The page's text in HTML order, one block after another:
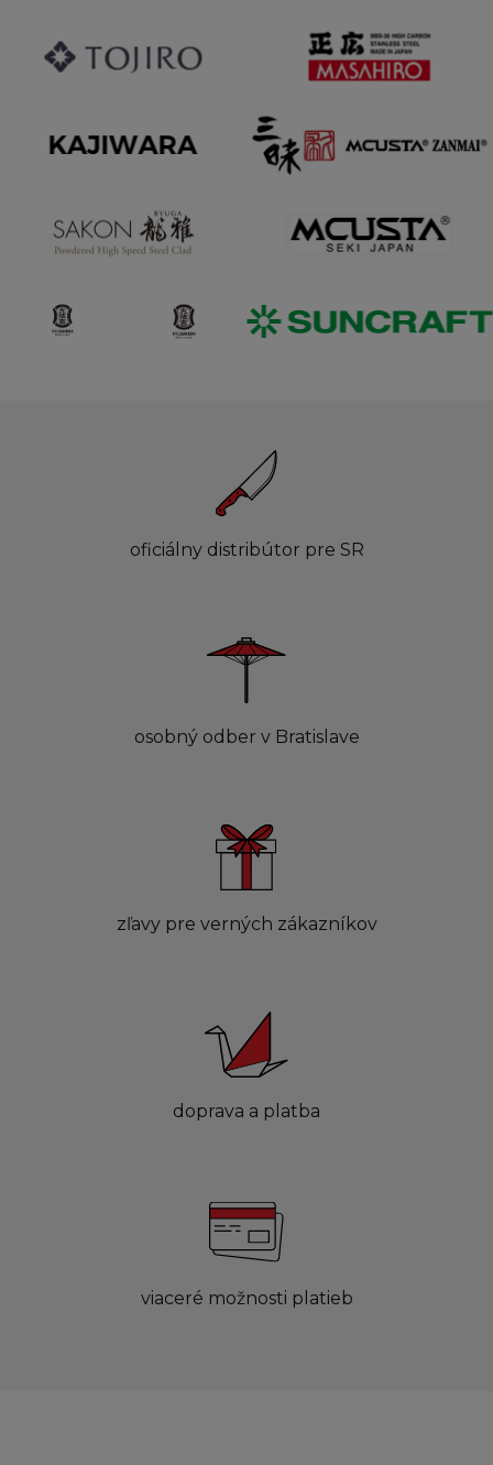
oficiálny distribútor pre SR
osobný odber v Bratislave
zľavy pre verných zákazníkov
doprava a platba
viaceré možnosti platieb